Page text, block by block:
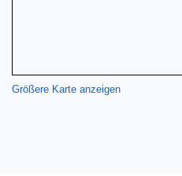
Größere Karte anzeigen